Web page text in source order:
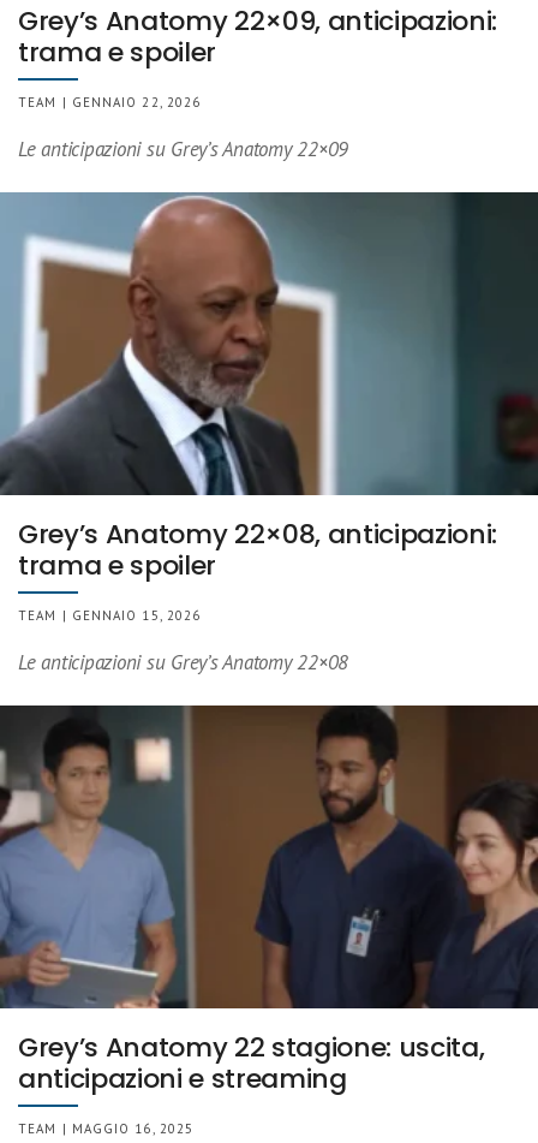
Grey’s Anatomy 22×09, anticipazioni:
trama e spoiler
TEAM | GENNAIO 22, 2026
Le anticipazioni su Grey’s Anatomy 22×09
Grey’s Anatomy 22×08, anticipazioni:
trama e spoiler
TEAM | GENNAIO 15, 2026
Le anticipazioni su Grey’s Anatomy 22×08
Grey’s Anatomy 22 stagione: uscita,
anticipazioni e streaming
TEAM | MAGGIO 16, 2025